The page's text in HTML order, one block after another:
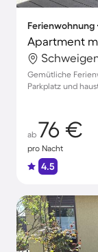
Ferienwohnung
Apartment
Gemütliche
Parkplatz und
ab 76 €
pro Nacht
4.5